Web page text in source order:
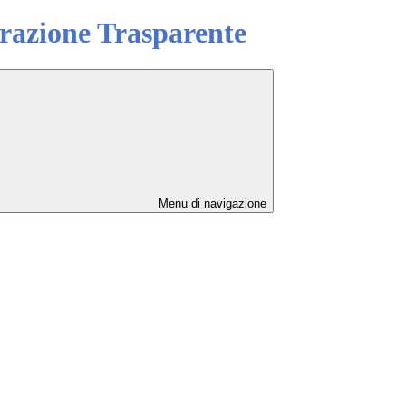
Trasparente
Menu di navigazione